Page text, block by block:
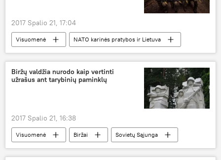
2017 Spalio 21, 17:04
Visuomenė
NATO karinės pratybos ir Lietuva
Mechanizuotoji pėstininkų brigada "Geležinis Vilkas"
žvalgyba
apdovanojimas
Biržų valdžia nurodo kaip vertinti
užrašus ant tarybinių paminklų
2017 Spalio 21, 16:38
Visuomenė Biržai
Sovietų Sąjunga
paminklas
sovietų karių kapai